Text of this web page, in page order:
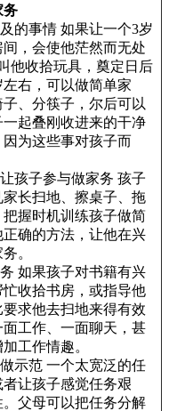
务
的事情 如果让一个3岁
，会使他茫然而无处
他收拾玩具，奠定日后
右，可以做简单家
、分筷子，尔后可以
起叠刚收进来的干净
为这些事对孩子而
孩子参与做家务 孩子
长扫地、擦桌子、拖
握时机训练孩子做简
确的方法，让他在兴
。
如果孩子对书籍有兴
收拾书房，或指导他
求他去扫地来得有效
工作、一面聊天，甚
工作情趣。
示范 一个太宽泛的任
让孩子感觉任务艰
父母可以把任务分解